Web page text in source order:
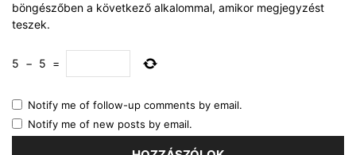
böngészőben a következő alkalommal, amikor megjegyzést
teszek.
5 − 5 =
Notify me of follow-up comments by email.
Notify me of new posts by email.